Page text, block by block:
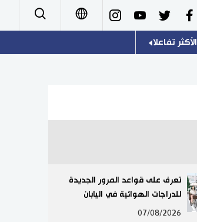
Español
الأكثر تفاعلا
تعرف على قواعد المرور الجديدة
للدراجات الهوائية في اليابان
07/08/2026